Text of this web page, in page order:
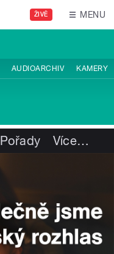
ŽIVĚ MENU
AUDIOARCHIV KAMERY
Pořady Více…